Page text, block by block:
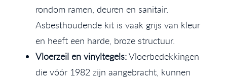
rondom ramen, deuren en sanitair.
Asbesthoudende kit is vaak grijs van kleur
en heeft een harde, broze structuur.
Vloerzeil en vinyltegels:Vloerbedekkingen
die vóór 1982 zijn aangebracht, kunnen